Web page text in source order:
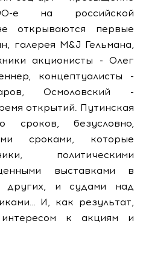
е на российской
открываются первые
галерея M&J Гельмана,
акционисты - Олег
концептуалисты -
Осмоловский -
открытий. Путинская
сроков, безусловно,
сроками, которые
политическими
выставками в
и судами над
И, как результат,
к акциям и